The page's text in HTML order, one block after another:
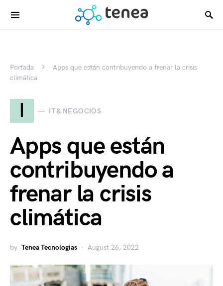
Portada
Apps que están contribuyendo a frenar la crisis
climática
I IT & NEGOCIOS
Apps que están
contribuyendo a
frenar la crisis
climática
by Tenea Tecnologias August 26, 2022